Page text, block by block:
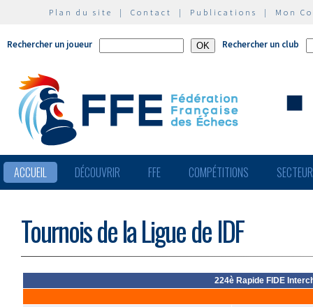
Plan du site | Contact | Publications | Mon
Rechercher un joueur Rechercher un club
ACCUEIL DÉCOUVRIR FFE COMPÉTITIONS
Tournois de la Ligue de IDF
224è Rapide FIDE